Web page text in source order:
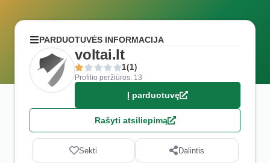
PARDUOTUVĖS INFORMACIJA
voltai.lt
1(1)
Profilio peržiūros: 13
Į parduotuvę
Rašyti atsiliepimą
Sekti Dalintis